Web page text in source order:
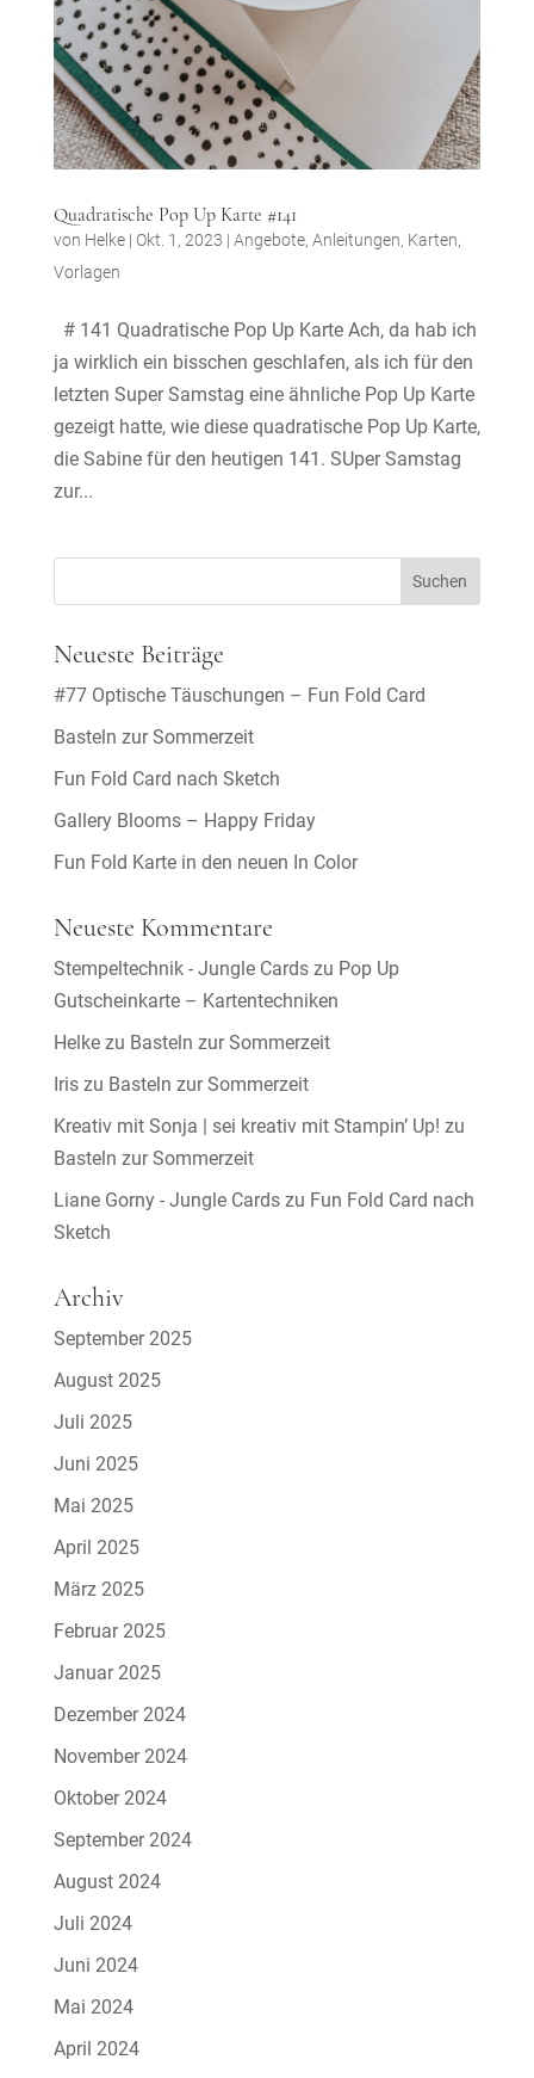
Quadratische Pop Up Karte #141
von Helke| Okt. 1, 2023 | Angebote, Anleitungen, Karten,
Vorlagen
# 141 Quadratische Pop Up Karte Ach, da hab ich
ja wirklich ein bisschen geschlafen, als ich für den
letzten Super Samstag eine ähnliche Pop Up Karte
gezeigt hatte, wie diese quadratische Pop Up Karte,
die Sabine für den heutigen 141. SUper Samstag
zur...
Neueste Beiträge
#77 Optische Täuschungen – Fun Fold Card
Basteln zur Sommerzeit
Fun Fold Card nach Sketch
Gallery Blooms – Happy Friday
Fun Fold Karte in den neuen In Color
Neueste Kommentare
Stempeltechnik - Jungle Cardszu Pop Up
Gutscheinkarte – Kartentechniken
Helkezu Basteln zur Sommerzeit
Iriszu Basteln zur Sommerzeit
Kreativ mit Sonja | sei kreativ mit Stampin’ Up! zu
Basteln zur Sommerzeit
Liane Gorny - Jungle Cardszu Fun Fold Card nach
Sketch
Archiv
September 2025
August 2025
Juli 2025
Juni 2025
Mai 2025
April 2025
März 2025
Februar 2025
Januar 2025
Dezember 2024
November 2024
Oktober 2024
September 2024
August 2024
Juli 2024
Juni 2024
Mai 2024
April 2024